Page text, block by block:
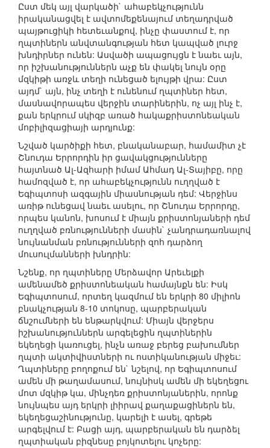
Ըստ մեկ այլ վարկածի` ահաբեկչությունն
իրականացվել է ավտոմեքենայում տեղադրված
պայթուցիկի հետեւանքով, ինչը փաստում է, որ
ղպտիներն անվտանգության հետ կապված լուրջ
խնդիրներ ունեն: Ասվածի ապացույցն է նաեւ այն,
որ իշխանություններն աչք են փակել նույն օրը
մզկիթի առջև տեղի ունեցած ելույթի վրա: Ըստ
այդմ` այն, ինչ տեղի է ունենում ղպտիներ հետ,
մասնավորապես վերջին տարիներին, ոչ այլ ինչ է,
քան երկրում սկիզբ առած հակաքրիստոնեական
մոբիլիզացիայի արդյունք:
Նշված կարծիքի հետ, բնականաբար, համամիտ չէ
Շնուդա Երրորդին իր ցավակցությունները
հայտնած Ալ-Ազհարի իմամ Ահմադ Ալ-Տայիբը, որը
համոզված է, որ ահաբեկչությունն ուղղված է
Եգիպտոսի ազգային միասնության դեմ: Վերջինս
առիթ ունեցավ նաեւ ասելու, որ Շնուդա Երրորդը,
որպես կանոն, խոսում է միայն քրիստոնյաների դեմ
ուղղված բռնությունների մասին` չանդրադառնալով
նույնանման բռնությունների զոհ դարձող
մուսուլմանների խնդրին:
Նշենք, որ ղպտիները Մերձավոր Արեւելքի
ամենամեծ քրիստոնեական համայնքն են: Իսկ
Եգիպտոսում, որտեղ կազմում են երկրի 80 միլիոն
բնակչության 8-10 տոկոսը, պարբերական
ճնշումների են ենթարկվում: Միայն վերջերս
իշխանություններն արգելեցին ղպտիներին
եկեղեցի կառուցել, ինչն առաջ բերեց բախումներ
ղպտի ակտիվիստների ու ոստիկանության միջեւ:
Ղպտիները բողոքում են` նշելով, որ Եգիպտոսում
ամեն մի թաղամասում, նույնիսկ ամեն մի եկեղեցու
մոտ մզկիթ կա, մինչդեռ քրիստոնյաներին, որոնք
նույնպես այդ երկրի լիիրավ քաղաքացիներն են,
եկեղեցաշինությունը, կարելի է ասել, գրեթե
արգելվում է: Բացի այդ, պարբերական են դարձել
ղպտիական բիզնեսը բոյկոտելու կոչերը: